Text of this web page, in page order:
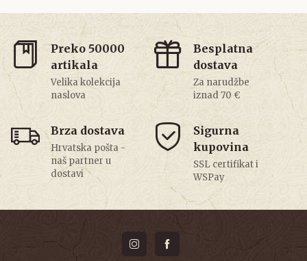
Preko 50000
artikala
Velika kolekcija
naslova
Besplatna
dostava
Za narudžbe
iznad 70 €
Brza dostava
Hrvatska pošta -
naš partner u
dostavi
Sigurna
kupovina
SSL certifikat i
WSPay